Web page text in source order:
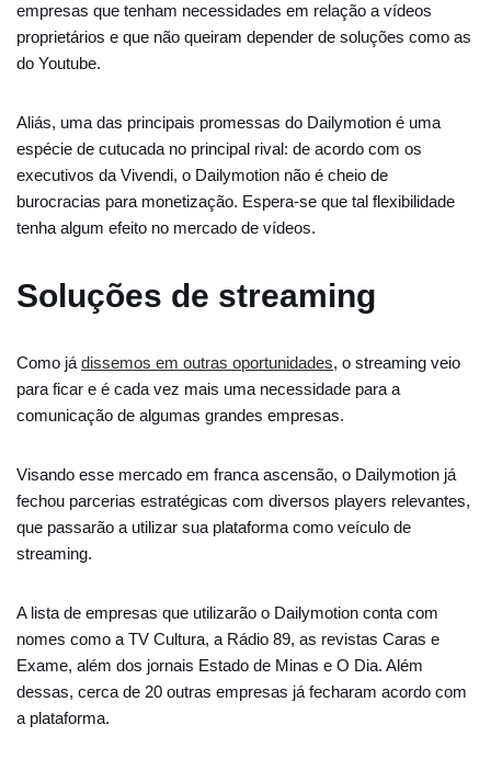
empresas que tenham necessidades em relação a vídeos
proprietários e que não queiram depender de soluções como as
do Youtube.
Aliás, uma das principais promessas do Dailymotion é uma
espécie de cutucada no principal rival: de acordo com os
executivos da Vivendi, o Dailymotion não é cheio de
burocracias para monetização. Espera-se que tal flexibilidade
tenha algum efeito no mercado de vídeos.
Soluções de streaming
Como já dissemos em outras oportunidades, o streaming veio
para ficar e é cada vez mais uma necessidade para a
comunicação de algumas grandes empresas.
Visando esse mercado em franca ascensão, o Dailymotion já
fechou parcerias estratégicas com diversos players relevantes,
que passarão a utilizar sua plataforma como veículo de
streaming.
A lista de empresas que utilizarão o Dailymotion conta com
nomes como a TV Cultura, a Rádio 89, as revistas Caras e
Exame, além dos jornais Estado de Minas e O Dia. Além
dessas, cerca de 20 outras empresas já fecharam acordo com
a plataforma.